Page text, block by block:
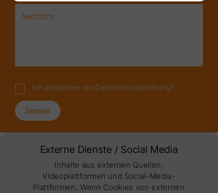
Ich akzeptiere die Datenschutzerklärung*
Senden
Externe Dienste / Social Media
Inhalte aus externen Quellen,
Videoplattformen und Social-Media-
Plattformen. Wenn Cookies von externen